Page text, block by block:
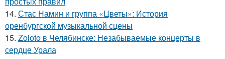
14. Стас Намин и группа «Цветы»: История
оренбургской музыкальной сцены
15. Zoloto в Челябинске: Незабываемые концерты в
сердце Урала